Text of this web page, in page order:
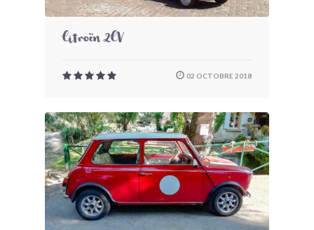
Citroën 2CV
02 OCTOBRE 2018